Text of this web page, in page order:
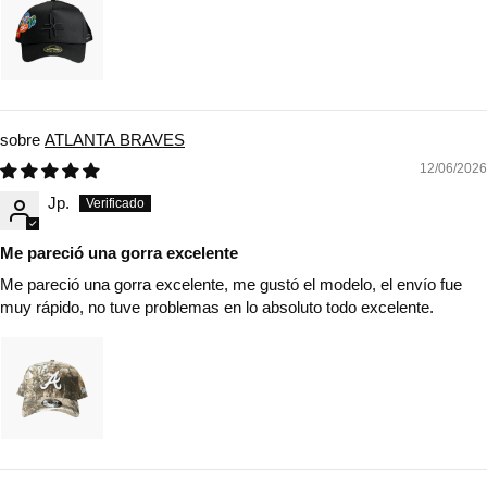
ATLANTA BRAVES
12/06/2026
Jp.
Me pareció una gorra excelente
Me pareció una gorra excelente, me gustó el modelo, el envío fue
muy rápido, no tuve problemas en lo absoluto todo excelente.